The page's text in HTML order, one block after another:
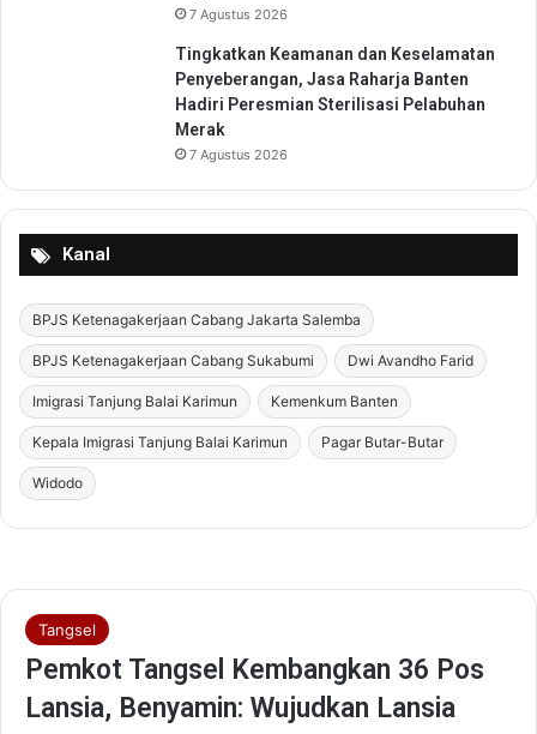
7 Agustus 2026
Tingkatkan Keamanan dan Keselamatan
Penyeberangan, Jasa Raharja Banten
Hadiri Peresmian Sterilisasi Pelabuhan
Merak
7 Agustus 2026
Kanal
BPJS Ketenagakerjaan Cabang Jakarta Salemba
BPJS Ketenagakerjaan Cabang Sukabumi Dwi Avandho Farid
Imigrasi Tanjung Balai Karimun Kemenkum Banten
Kepala Imigrasi Tanjung Balai Karimun Pagar Butar-Butar
Widodo